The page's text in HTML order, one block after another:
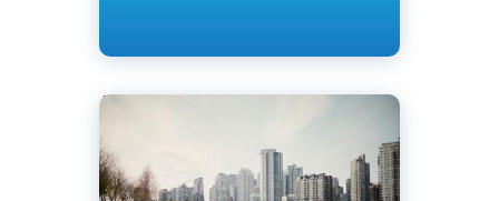
Английский
Частный